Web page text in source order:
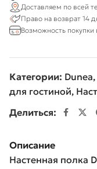
Доставляем по всей
Право на возврат 14
Возможность покупки
Категории: Dunea,
для гостиной,
Делиться:
Описание
Настенная полка